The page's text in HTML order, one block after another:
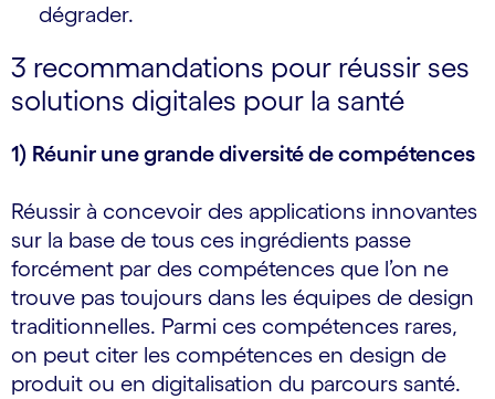
dégrader.
3 recommandations pour réussir ses
solutions digitales pour la santé
1) Réunir une grande diversité de compétences
Réussir à concevoir des applications innovantes
sur la base de tous ces ingrédients passe
forcément par des compétences que l’on ne
trouve pas toujours dans les équipes de design
traditionnelles. Parmi ces compétences rares,
on peut citer les compétences en design de
produit ou en digitalisation du parcours santé.